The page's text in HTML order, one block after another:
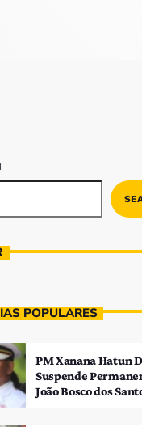
POPULARES
PM Xanana Hatun
Suspende
João Bosco dos